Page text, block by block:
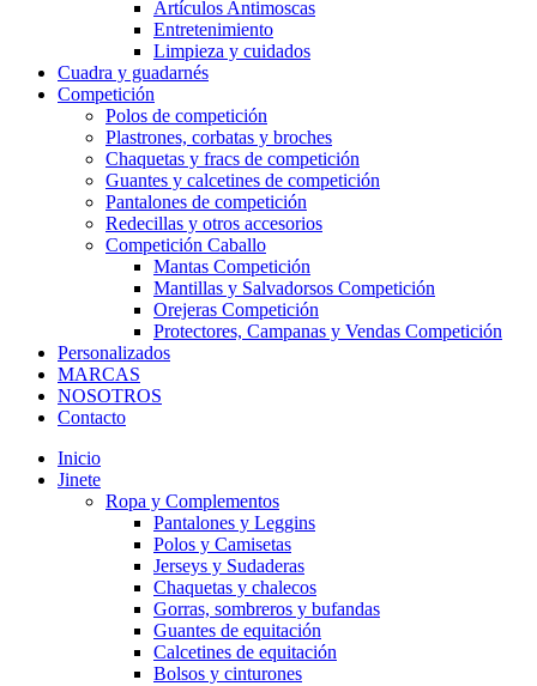
Artículos Antimoscas
Entretenimiento
Limpieza y cuidados
Cuadra y guadarnés
Competición
Polos de competición
Plastrones, corbatas y broches
Chaquetas y fracs de competición
Guantes y calcetines de competición
Pantalones de competición
Redecillas y otros accesorios
Competición Caballo
Mantas Competición
Mantillas y Salvadorsos Competición
Orejeras Competición
Protectores, Campanas y Vendas Competición
Personalizados
MARCAS
NOSOTROS
Contacto
Inicio
Jinete
Ropa y Complementos
Pantalones y Leggins
Polos y Camisetas
Jerseys y Sudaderas
Chaquetas y chalecos
Gorras, sombreros y bufandas
Guantes de equitación
Calcetines de equitación
Bolsos y cinturones